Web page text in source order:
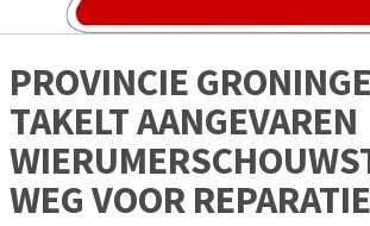
PROVINCIE
TAKELT AANGEVAREN
WEG VOOR REPARATIE